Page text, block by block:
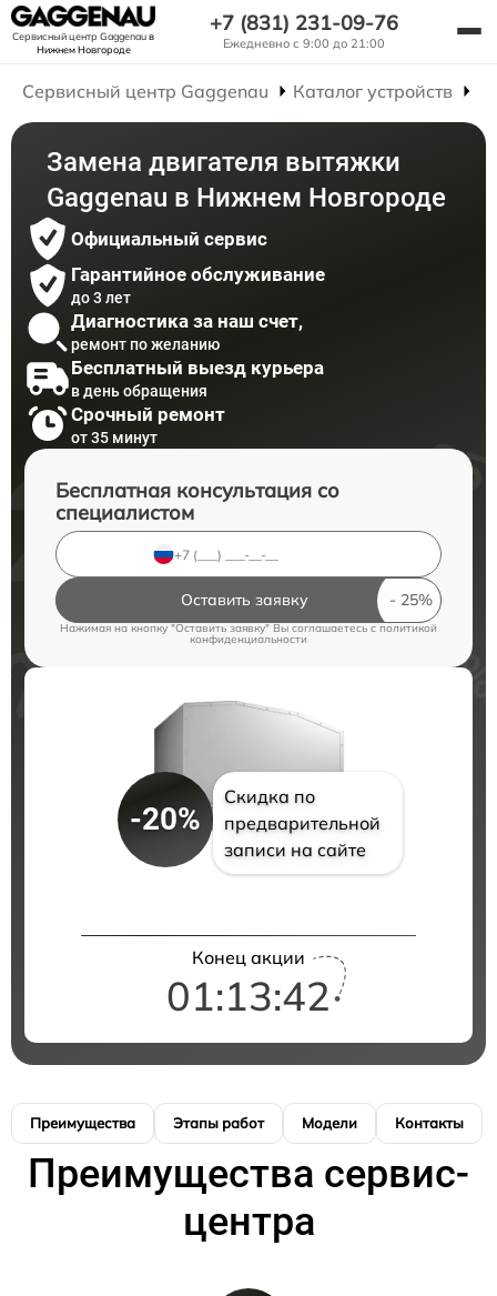
Сервисный центр Gaggenauв
Нижнем Новгороде
+7 (831) 231-09-76
Ежедневно с 9:00 до 21:00
Сервисный центр Gaggenau Каталог устройств
Замена двигателя вытяжки
Gaggenau в Нижнем Новгороде
Официальный сервис
Гарантийное обслуживание
до 3 лет
Диагностика за наш счет,
ремонт по желанию
Бесплатный выезд курьера
в день обращения
Срочный ремонт
от 35 минут
Бесплатная консультация со
специалистом
Оставить заявку
Нажимая на кнопку "Оставить заявку" Вы соглашаетесь c политикой
конфиденциальности
-20%
Скидка по
предварительной
записи на сайте
Конец акции
01:13:42
Преимущества Этапы работ Модели Контакты
Преимущества сервис-
центра